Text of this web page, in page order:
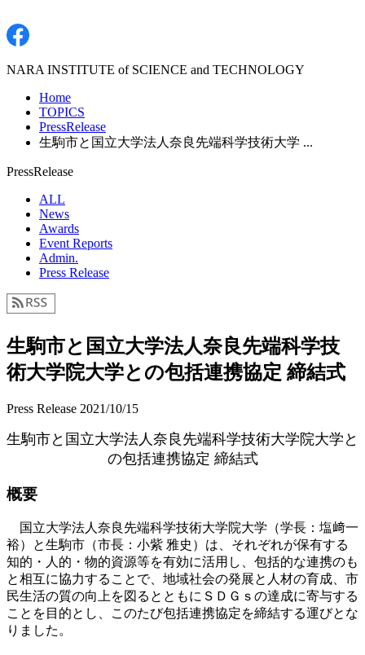
NARA INSTITUTE of SCIENCE and TECHNOLOGY
Home
TOPICS
PressRelease
生駒市と国立大学法人奈良先端科学技術大学 ...
PressRelease
ALL
News
Awards
Event Reports
Admin.
Press Release
生駒市と国立大学法人奈良先端科学技
術大学院大学との包括連携協定 締結式
Press Release 2021/10/15
生駒市と国立大学法人奈良先端科学技術大学院大学と
の包括連携協定 締結式
概要
国立大学法人奈良先端科学技術大学院大学（学長：塩﨑一
裕）と生駒市（市長：小紫 雅史）は、それぞれが保有する
知的・人的・物的資源等を有効に活用し、包括的な連携のも
と相互に協力することで、地域社会の発展と人材の育成、市
民生活の質の向上を図るとともにＳＤＧｓの達成に寄与する
ことを目的とし、このたび包括連携協定を締結する運びとな
りました。